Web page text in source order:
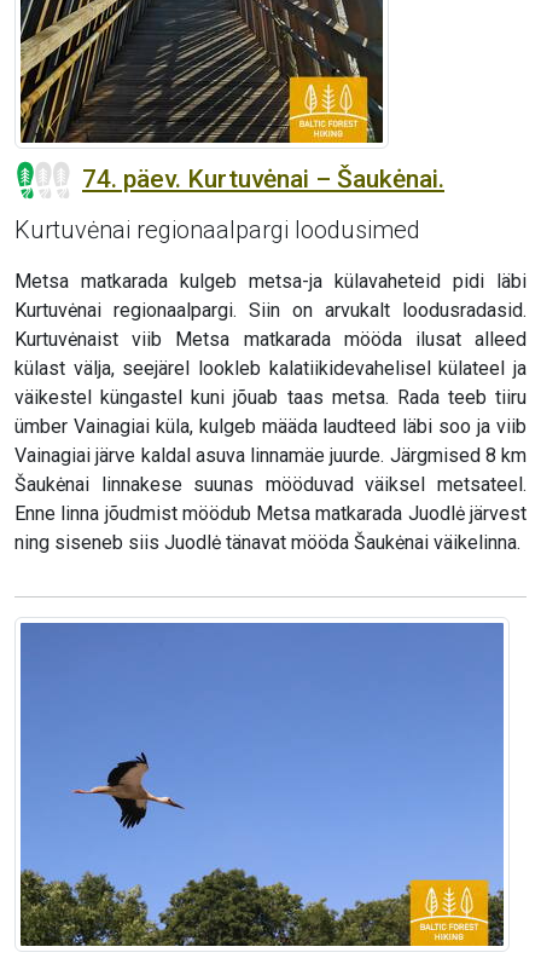
74. päev. Kurtuvėnai – Šaukėnai.
Kurtuvėnai regionaalpargi loodusimed
Metsa matkarada kulgeb metsa-ja külavaheteid pidi läbi
Kurtuvėnai regionaalpargi. Siin on arvukalt loodusradasid.
Kurtuvėnaist viib Metsa matkarada mööda ilusat alleed
külast välja, seejärel lookleb kalatiikidevahelisel külateel ja
väikestel küngastel kuni jõuab taas metsa. Rada teeb tiiru
ümber Vainagiai küla, kulgeb määda laudteed läbi soo ja viib
Vainagiai järve kaldal asuva linnamäe juurde. Järgmised 8 km
Šaukėnai linnakese suunas mööduvad väiksel metsateel.
Enne linna jõudmist möödub Metsa matkarada Juodlė järvest
ning siseneb siis Juodlė tänavat mööda Šaukėnai väikelinna.